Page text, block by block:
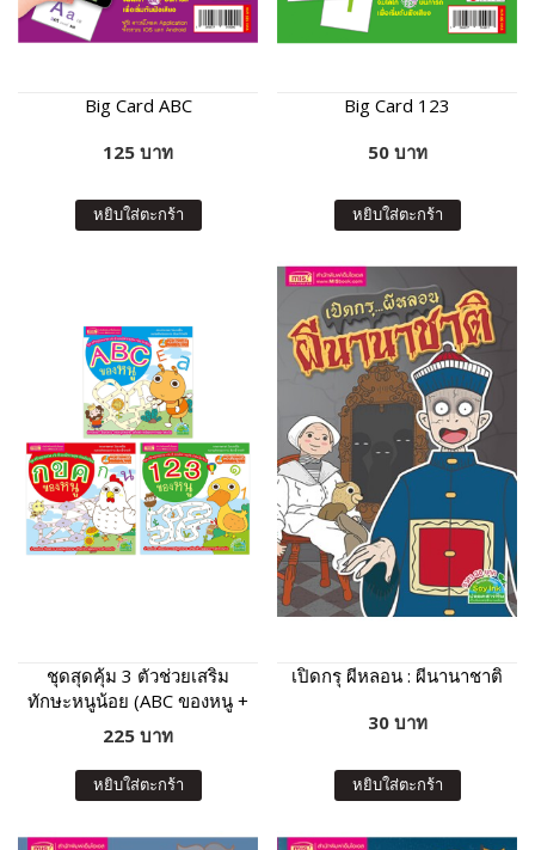
Big Card ABC
125 บาท
หยิบใส่ตะกร้า
Big Card 123
50 บาท
หยิบใส่ตะกร้า
ชุดสุดคุ้ม 3 ตัวช่วยเสริม
ทักษะหนูน้อย (ABC ของหนู +
กขค ของหนู + 123 ของหนู)
225 บาท
หยิบใส่ตะกร้า
เปิดกรุ ผีหลอน : ผีนานาชาติ
30 บาท
หยิบใส่ตะกร้า